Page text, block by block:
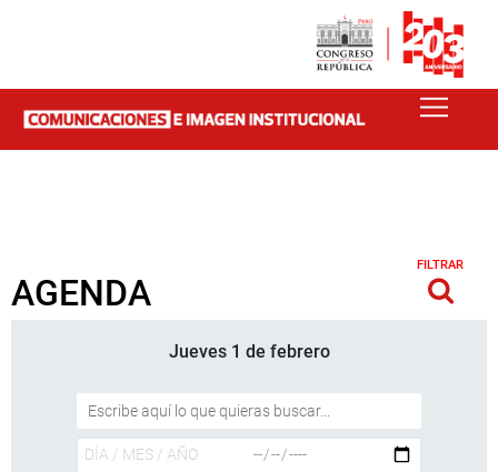
AGENDA
FILTRAR
Jueves 1 de febrero